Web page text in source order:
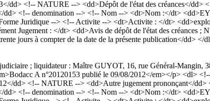
<!-- NATURE --> <dd>Dépôt de l'état des créances</dd>
dd> <!-- denomination --> <!-- Nom --> <dt>Nom :</dt>
Juridique --> <!-- Activite --> <dt>Activite : </dt>
Jugement : </dt> <dd>Avis de dépôt de l'état des créances ;
jours à compter de la date de la présente publication</dd> </
; liquidateur : Maître GUYOT, 16, rue Général-Mangin,
A n°20120153 publié le 09/08/2012</em></p> <dl>
dd> <!-- NATURE --> <dd>Autre jugement prononçant</dd>
dd> <!-- denomination --> <!-- Nom --> <dt>Nom :</dt>